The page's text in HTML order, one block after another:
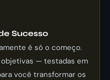
Sucesso
é só o começo.
— testadas em
você transformar os